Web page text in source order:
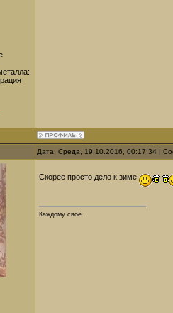
Дата: Среда, 19.10.2016, 00:17:34 |
Скорее просто дело к зиме
Каждому своё.